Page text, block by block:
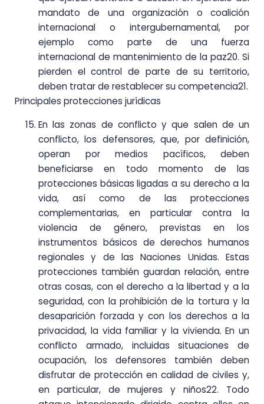
mandato de una organización o coalición
internacional o intergubernamental, por
ejemplo como parte de una fuerza
internacional de mantenimiento de la paz20. Si
pierden el control de parte de su territorio,
deben tratar de restablecer su competencia21.
Principales protecciones jurídicas
En las zonas de conflicto y que salen de un
conflicto, los defensores, que, por definición,
operan por medios pacíficos, deben
beneficiarse en todo momento de las
protecciones básicas ligadas a su derecho a la
vida, así como de las protecciones
complementarias, en particular contra la
violencia de género, previstas en los
instrumentos básicos de derechos humanos
regionales y de las Naciones Unidas. Estas
protecciones también guardan relación, entre
otras cosas, con el derecho a la libertad y a la
seguridad, con la prohibición de la tortura y la
desaparición forzada y con los derechos a la
privacidad, la vida familiar y la vivienda. En un
conflicto armado, incluidas situaciones de
ocupación, los defensores también deben
disfrutar de protección en calidad de civiles y,
en particular, de mujeres y niños22. Todo